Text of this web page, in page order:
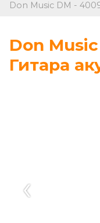
Don Music DM -
Don
Гитара
‹